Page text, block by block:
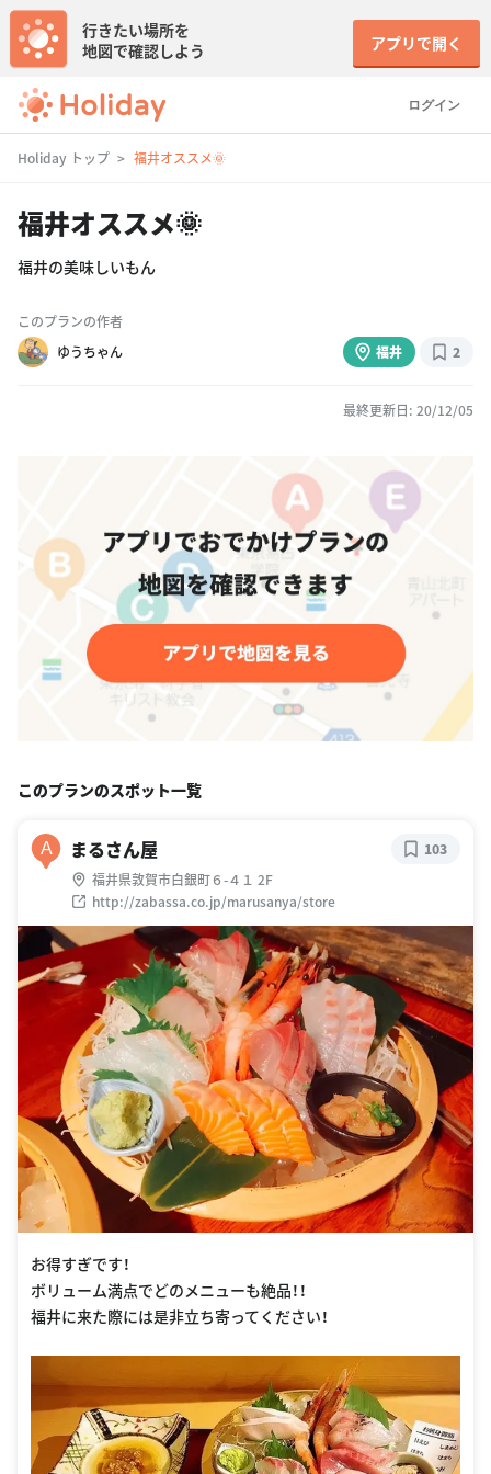
ログイン
行きたい場所を
地図で確認しよう
アプリで開く
Holiday トップ 福井オススメ🌞
福井オススメ🌞
福井の美味しいもん
このプランの作者
ゆうちゃん
福井 2
最終更新日: 20/12/05
このプランのスポット一覧
A まるさん屋
福井県敦賀市白銀町６-４１ 2F
http://zabassa.co.jp/marusanya/store
103
お得すぎです！
ボリューム満点でどのメニューも絶品！！
福井に来た際には是非立ち寄ってください！